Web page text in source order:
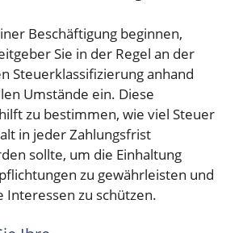
Beschäftigung beginnen,
Sie in der Regel an der
Steuerklassifizierung anhand
Umstände ein. Diese
zu bestimmen, wie viel Steuer
in jeder Zahlungsfrist
sollte, um die Einhaltung
zu gewährleisten und
Interessen zu schützen.